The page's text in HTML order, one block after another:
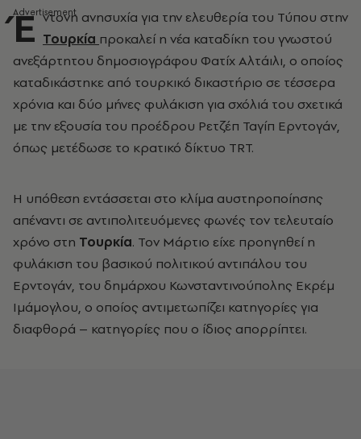
Έ ντονη ανησυχία για την ελευθερία του Τύπου στην
Τουρκία προκαλεί η νέα καταδίκη του γνωστού
ανεξάρτητου δημοσιογράφου Φατίχ Αλτάιλι, ο οποίος
καταδικάστηκε από τουρκικό δικαστήριο σε τέσσερα
χρόνια και δύο μήνες φυλάκιση για σχόλιά του σχετικά
με την εξουσία του προέδρου Ρετζέπ Ταγίπ Ερντογάν,
όπως μετέδωσε το κρατικό δίκτυο TRT.
Η υπόθεση εντάσσεται στο κλίμα αυστηροποίησης
απέναντι σε αντιπολιτευόμενες φωνές τον τελευταίο
χρόνο στη Τουρκία. Τον Μάρτιο είχε προηγηθεί η
φυλάκιση του βασικού πολιτικού αντιπάλου του
Ερντογάν, του δημάρχου Κωνσταντινούπολης Εκρέμ
Ιμάμογλου, ο οποίος αντιμετωπίζει κατηγορίες για
διαφθορά – κατηγορίες που ο ίδιος απορρίπτει.